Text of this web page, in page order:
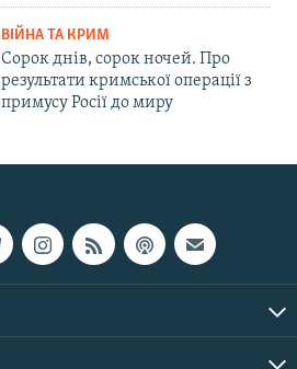
ВІЙНА ТА КРИМ
Сорок днів, сорок ночей. Про
результати кримської операції з
примусу Росії до миру